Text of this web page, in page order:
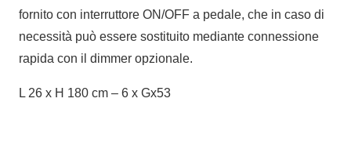
fornito con interruttore ON/OFF a pedale, che in caso di
necessità può essere sostituito mediante connessione
rapida con il dimmer opzionale.
L 26 x H 180 cm – 6 x Gx53